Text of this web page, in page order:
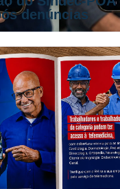
denúncias